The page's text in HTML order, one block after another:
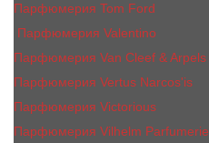
Парфюмерия Tom Ford
Парфюмерия Valentino
Парфюмерия Van Cleef & Arpels
Парфюмерия Vertus Narcos'is
Парфюмерия Victorious
Парфюмерия Vilhelm Parfumerie